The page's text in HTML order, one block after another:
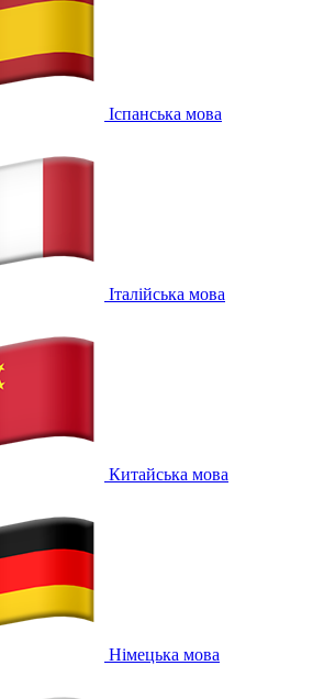
Іспанська мова
Італійська мова
Китайська мова
Німецька мова